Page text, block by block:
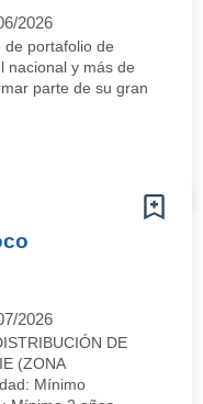
2026
de portafolio de
nacional y más de
parte de su gran
2026
DE
(ZONA
Mínimo